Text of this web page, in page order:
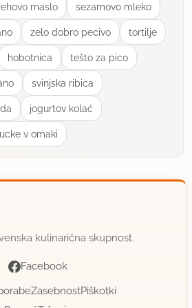
sporočil
dol obema. Mamamia
odgovor.
maslo sezamovo mleko
zelo dobro pecivo tortilje
hobotnica tešto za pico
svinjska ribica
jogurtov kolać
v omaki
kulinarična skupnost.
Facebook
ZasebnostPiškotki